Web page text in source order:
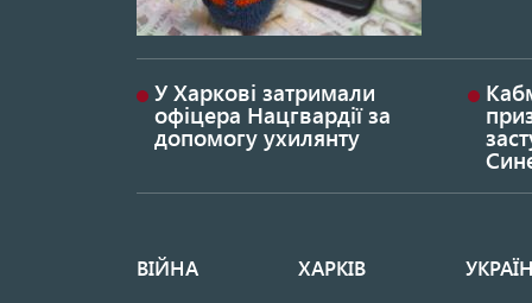
У Харкові затримали
офіцера Нацгвардії за
допомогу ухилянту
Основная
ВІЙНА ХАРКІВ